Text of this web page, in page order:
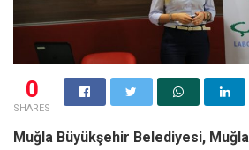
0
SHARES
Muğla Büyükşehir Belediyesi,